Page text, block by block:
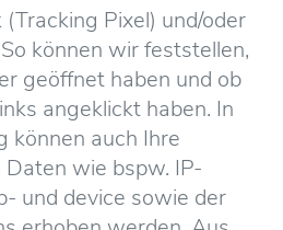
Pixel) und/oder
können wir feststellen,
geöffnet haben und ob
angeklickt haben. In
können auch Ihre
wie bspw. IP-
und device sowie der